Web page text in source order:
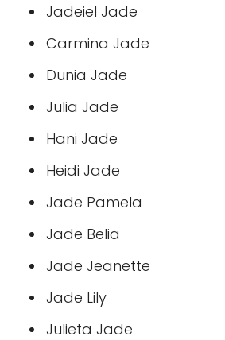
Jadeiel Jade
Carmina Jade
Dunia Jade
Julia Jade
Hani Jade
Heidi Jade
Jade Pamela
Jade Belia
Jade Jeanette
Jade Lily
Julieta Jade